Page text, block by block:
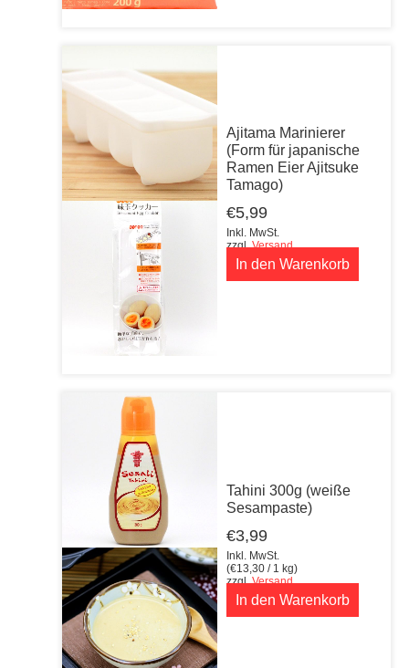
Ajitama Marinierer
(Form für japanische
Ramen Eier Ajitsuke
Tamago)
€5,99
Inkl. MwSt.
zzgl.Versand
In den Warenkorb
Tahini 300g (weiße
Sesampaste)
€3,99
Inkl. MwSt.
(€13,30 / 1 kg)
zzgl.Versand
In den Warenkorb